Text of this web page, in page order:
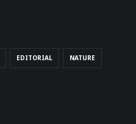
EDITORIAL NATURE